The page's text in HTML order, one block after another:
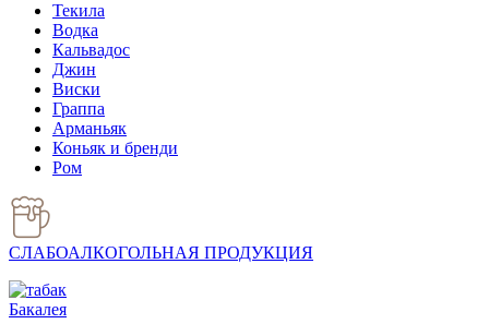
Текила
Водка
Кальвадос
Джин
Виски
Граппа
Арманьяк
Коньяк и бренди
Ром
СЛАБОАЛКОГОЛЬНАЯ ПРОДУКЦИЯ
Бакалея